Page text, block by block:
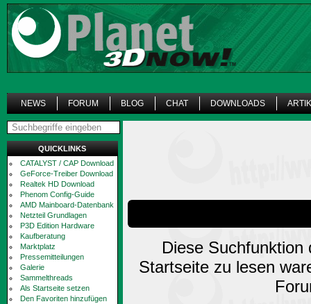
NEWS FORUM BLOG CHAT DOWNLOADS
QUICKLINKS
CATALYST / CAP Download
GeForce-Treiber Download
Realtek HD Download
Phenom Config-Guide
AMD Mainboard-Datenbank
Netzteil Grundlagen
P3D Edition Hardware
Kaufberatung
Marktplatz
Pressemitteilungen
Galerie
Sammelthreads
Als Startseite setzen
Den Favoriten hinzufügen
Diese
Startseite zu lesen